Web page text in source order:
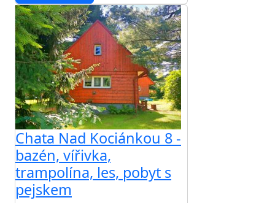
Chata Nad Kociánkou 8 -
bazén, vířivka,
trampolína, les, pobyt s
pejskem